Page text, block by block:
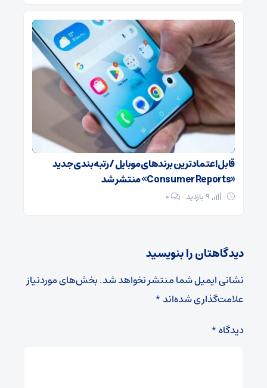
قابل اعتمادترین برندهای موبایل / رتبه‌بندی جدید
«Consumer Reports» منتشر شد
۰
دیدگاهتان را بنویسید
نشانی ایمیل شما منتشر نخواهد شد.بخش‌های موردنیاز
علامت‌گذاری شده‌اند*
دیدگاه*